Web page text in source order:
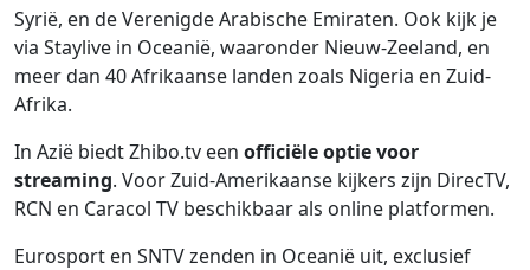
Syrië, en de Verenigde Arabische Emiraten. Ook kijk je
via Staylive in Oceanië, waaronder Nieuw-Zeeland, en
meer dan 40 Afrikaanse landen zoals Nigeria en Zuid-
Afrika.
In Azië biedt Zhibo.tv een officiële optie voor
streaming. Voor Zuid-Amerikaanse kijkers zijn DirecTV,
RCN en Caracol TV beschikbaar als online platformen.
Eurosport en SNTV zenden in Oceanië uit, exclusief